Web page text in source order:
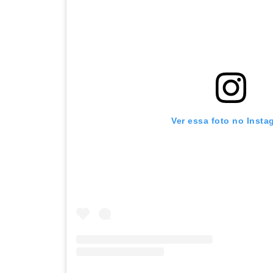
Ver essa foto no